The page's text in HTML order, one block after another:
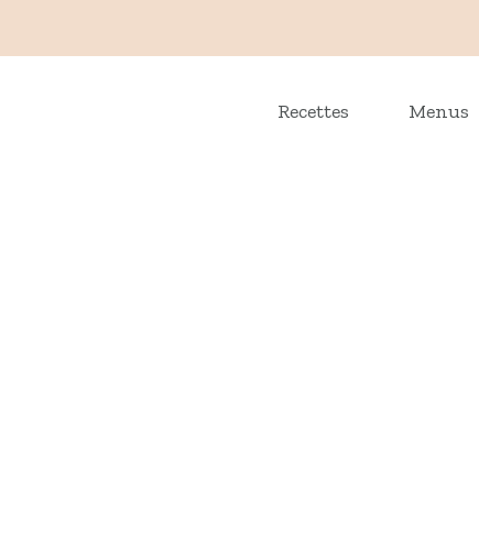
Recettes Menus